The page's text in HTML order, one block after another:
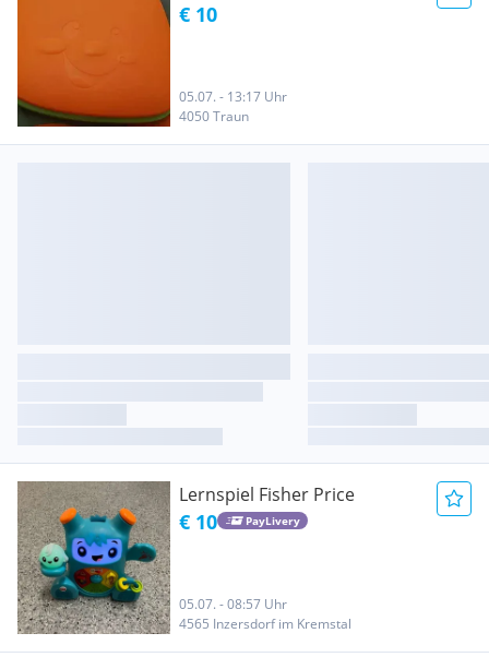
€ 10
05.07. - 13:17 Uhr
4050 Traun
Lernspiel Fisher Price
€ 10 PayLivery
05.07. - 08:57 Uhr
4565 Inzersdorf im Kremstal